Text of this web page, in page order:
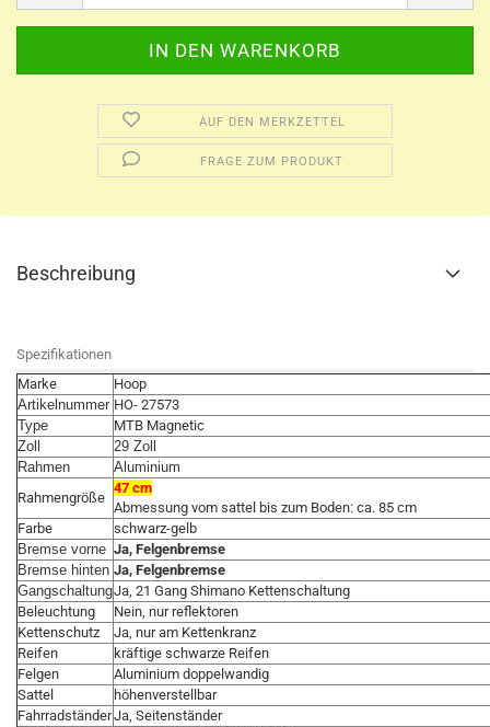
AUF DEN MERKZETTEL
FRAGE ZUM PRODUKT
Beschreibung
Spezifikationen
Marke
Hoop
Artikelnummer HO- 27573
Type
MTB Magnetic
Zoll
29 Zoll
Rahmen
Aluminium
Rahmengröße
47 cm
Abmessung vom sattel bis zum Boden: ca. 85 cm
Farbe
schwarz-gelb
Bremse vorne Ja, Felgenbremse
Bremse hinten Ja, Felgenbremse
GangschaltungJa, 21 Gang Shimano Kettenschaltung
Beleuchtung
Nein, nur reflektoren
Kettenschutz
Ja, nur am Kettenkranz
Reifen
kräftige schwarze Reifen
Felgen
Aluminium doppelwandig
Sattel
höhenverstellbar
FahrradständerJa, Seitenständer